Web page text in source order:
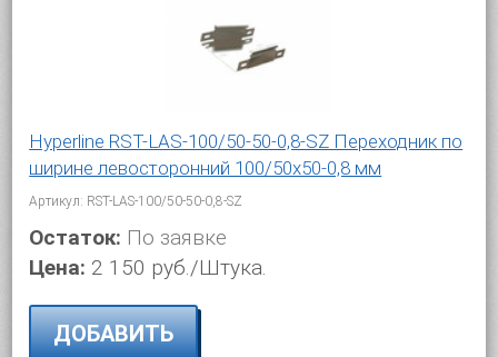
Hyperline RST-LAS-100/50-50-0,8-SZ Переходник по
ширине левосторонний 100/50x50-0,8 мм
Артикул: RST-LAS-100/50-50-0,8-SZ
Остаток: По заявке
Цена: 2 150 руб./Штука.
ДОБАВИТЬ